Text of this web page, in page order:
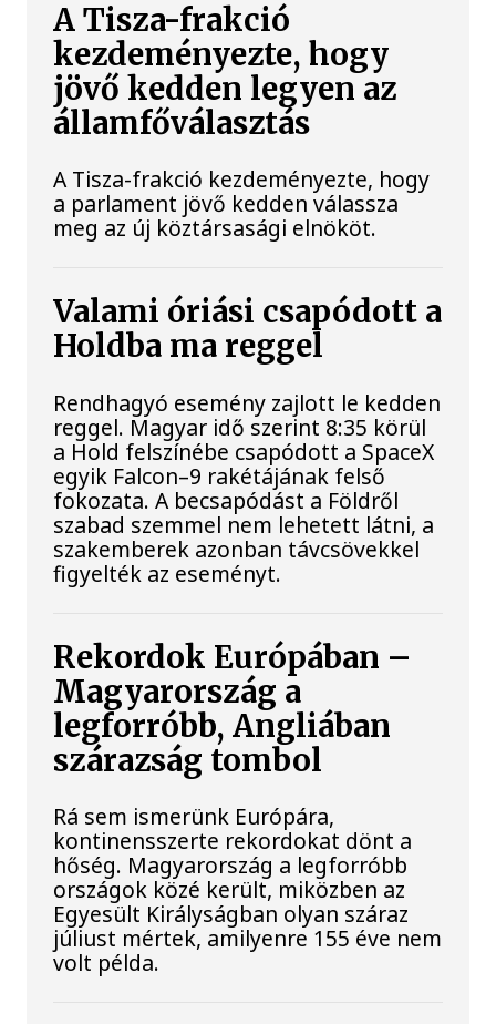
A Tisza-frakció
kezdeményezte, hogy
jövő kedden legyen az
államfőválasztás
A Tisza-frakció kezdeményezte, hogy
a parlament jövő kedden válassza
meg az új köztársasági elnököt.
Valami óriási csapódott a
Holdba ma reggel
Rendhagyó esemény zajlott le kedden
reggel. Magyar idő szerint 8:35 körül
a Hold felszínébe csapódott a SpaceX
egyik Falcon–9 rakétájának felső
fokozata. A becsapódást a Földről
szabad szemmel nem lehetett látni, a
szakemberek azonban távcsövekkel
figyelték az eseményt.
Rekordok Európában –
Magyarország a
legforróbb, Angliában
szárazság tombol
Rá sem ismerünk Európára,
kontinensszerte rekordokat dönt a
hőség. Magyarország a legforróbb
országok közé került, miközben az
Egyesült Királyságban olyan száraz
júliust mértek, amilyenre 155 éve nem
volt példa.